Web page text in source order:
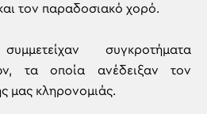
τον παραδοσιακό χορό.
συγκροτήματα
τα οποία ανέδειξαν τον
μας κληρονομιάς.